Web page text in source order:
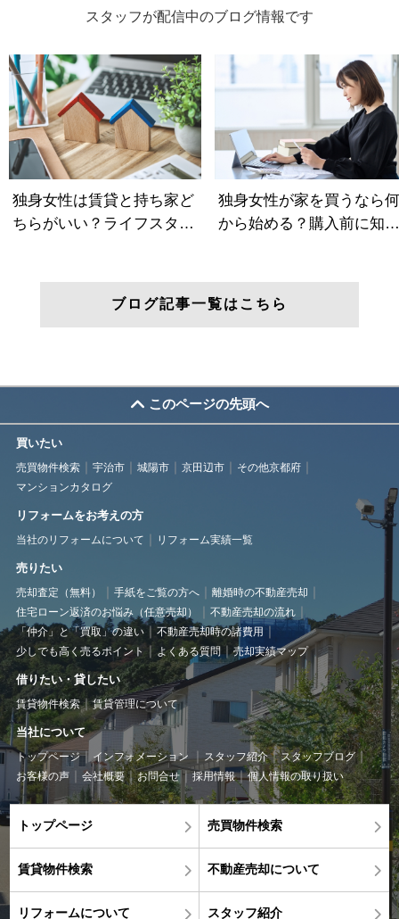
スタッフが配信中のブログ情報です
ブログ記事一覧はこちら
このページの先頭へ
買いたい
売買物件検索 宇治市 城陽市 京田辺市
その他京都府
マンションカタログ
リフォームをお考えの方
当社のリフォームについて リフォーム実績一覧
売りたい
売却査定（無料） 手紙をご覧の方へ
離婚時の不動産売却
住宅ローン返済のお悩み（任意売却）
不動産売却の流れ
「仲介」と「買取」の違い
不動産売却時の諸費用
少しでも高く売るポイント
よくある質問 売却実績マップ
借りたい・貸したい
賃貸物件検索 賃貸管理について
当社について
トップページ インフォメーション スタッフ紹介
スタッフブログ
お客様の声
会社概要 お問合せ 採用情報 個人情報の取り扱い
トップページ 売買物件検索
賃貸物件検索 不動産売却について
リフォームについて スタッフ紹介